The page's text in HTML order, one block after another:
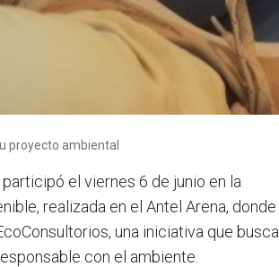
proyecto ambiental
el viernes 6 de junio en la
realizada en el Antel Arena, donde
una iniciativa que busca
con el ambiente.